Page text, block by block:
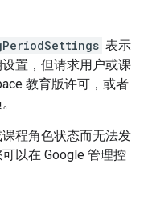
表示
置，但请求用户或课
教育版许可，或者
程角色状态而无法发
以在 Google 管理控